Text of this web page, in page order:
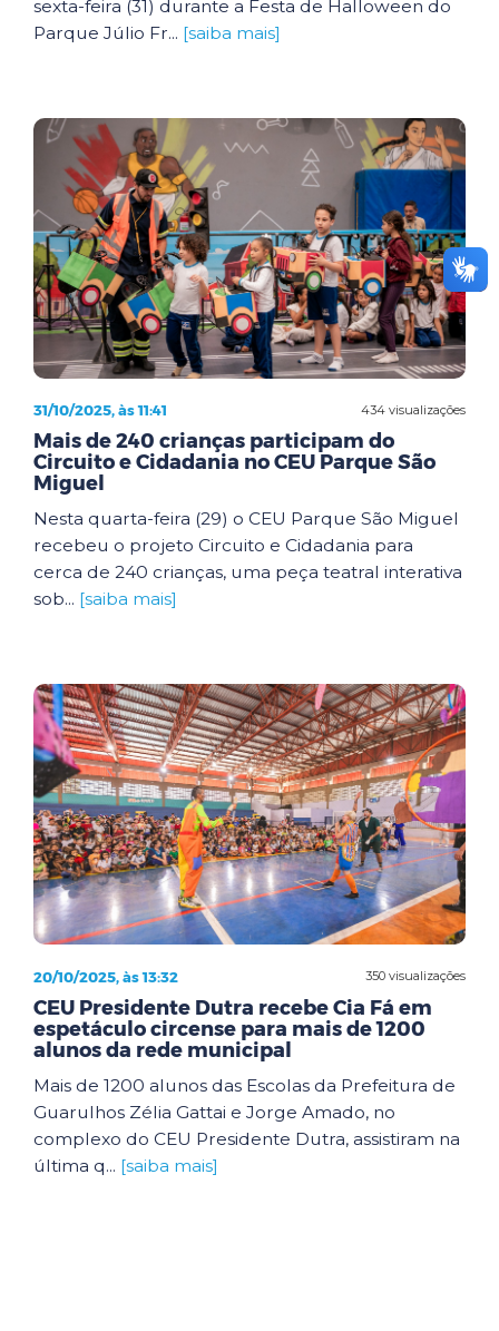
sexta-feira (31) durante a Festa de Halloween do
Parque Júlio Fr... [saiba mais]
434 visualizações
31/10/2025, às 11:41
Mais de 240 crianças participam do
Circuito e Cidadania no CEU Parque São
Miguel
Nesta quarta-feira (29) o CEU Parque São Miguel
recebeu o projeto Circuito e Cidadania para
cerca de 240 crianças, uma peça teatral interativa
sob... [saiba mais]
350 visualizações
20/10/2025, às 13:32
CEU Presidente Dutra recebe Cia Fá em
espetáculo circense para mais de 1200
alunos da rede municipal
Mais de 1200 alunos das Escolas da Prefeitura de
Guarulhos Zélia Gattai e Jorge Amado, no
complexo do CEU Presidente Dutra, assistiram na
última q... [saiba mais]